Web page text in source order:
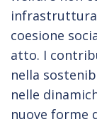
coesione
atto. I
nella
nelle
nuove forme